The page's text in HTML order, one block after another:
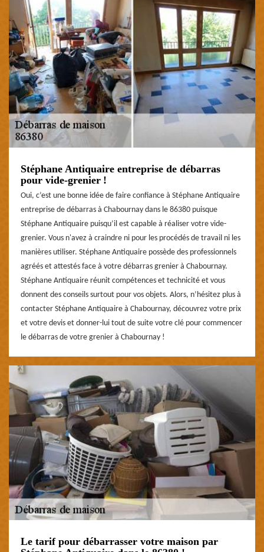
Stéphane Antiquaire entreprise de débarras
pour vide-grenier !
Oui, c’est une bonne idée de faire confiance à Stéphane Antiquaire
entreprise de débarras à Chabournay dans le 86380 puisque
Stéphane Antiquaire puisqu’il est capable à réaliser votre vide-
grenier. Vous n'avez à craindre ni pour les procédés de travail ni les
manières utiliser. Stéphane Antiquaire possède des professionnels
agréés et attestés face à votre débarras grenier à Chabournay.
Stéphane Antiquaire réunit compétences et technicité et vous
donnent des conseils surtout pour vos objets. Alors, n’hésitez plus à
contacter Stéphane Antiquaire à Chabournay, découvrez votre prix
et votre devis et donner-lui tout de suite votre clé pour commencer
le débarras de votre grenier à Chabournay !
Le tarif pour débarrasser votre maison par